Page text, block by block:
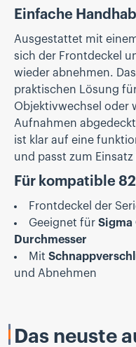
Einfache
Ausgestattet mit
sich der Frontdeckel
wieder abnehmen.
praktischen Lösung
Objektivwechsel oder
Aufnahmen
ist klar auf eine
und passt zum
Für kompatible
Frontdeckel der
Geeignet für Sigma
Durchmesser
Mit
und Abnehmen
Das neuste